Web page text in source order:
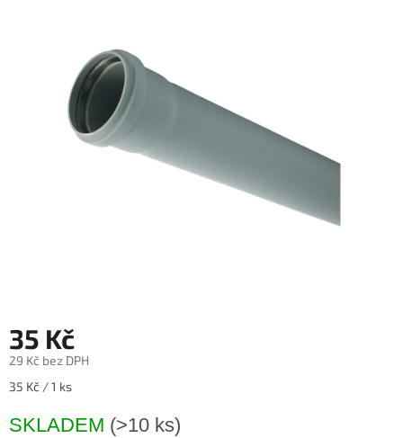
hvězdiček.
35 Kč
29 Kč bez DPH
Měrná
35 Kč / 1 ks
SKLADEM (>10 ks)